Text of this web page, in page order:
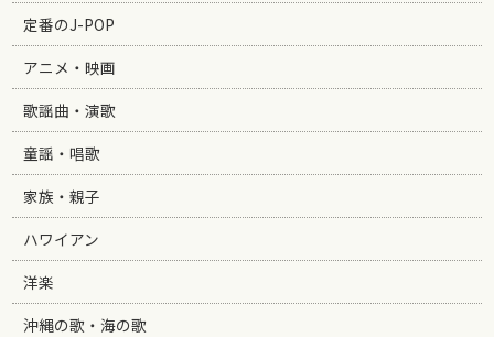
定番のJ-POP
アニメ・映画
歌謡曲・演歌
童謡・唱歌
家族・親子
ハワイアン
洋楽
沖縄の歌・海の歌